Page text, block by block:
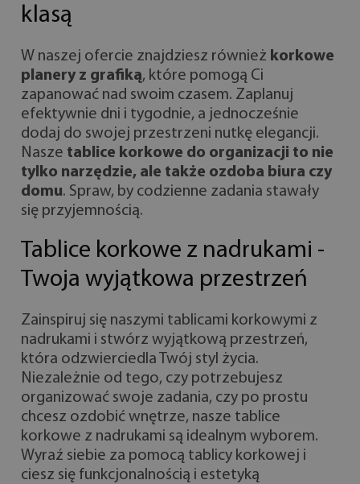
klasą
W naszej ofercie znajdziesz również korkowe
planery z grafiką, które pomogą Ci
zapanować nad swoim czasem. Zaplanuj
efektywnie dni i tygodnie, a jednocześnie
dodaj do swojej przestrzeni nutkę elegancji.
Nasze tablice korkowe do organizacji to nie
tylko narzędzie, ale także ozdoba biura czy
domu. Spraw, by codzienne zadania stawały
się przyjemnością.
Tablice korkowe z nadrukami -
Twoja wyjątkowa przestrzeń
Zainspiruj się naszymi tablicami korkowymi z
nadrukami i stwórz wyjątkową przestrzeń,
która odzwierciedla Twój styl życia.
Niezależnie od tego, czy potrzebujesz
organizować swoje zadania, czy po prostu
chcesz ozdobić wnętrze, nasze tablice
korkowe z nadrukami są idealnym wyborem.
Wyraź siebie za pomocą tablicy korkowej i
ciesz się funkcjonalnością i estetyką